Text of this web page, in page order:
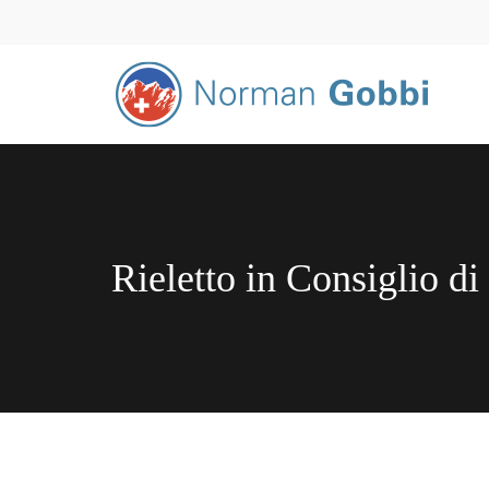
Rieletto in Consiglio di